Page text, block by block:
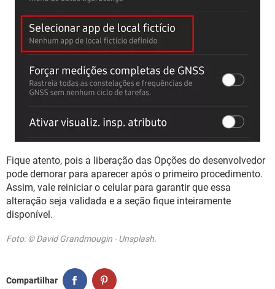
Fique atento, pois a liberação das Opções do desenvolvedor
pode demorar para aparecer após o primeiro procedimento.
Assim, vale reiniciar o celular para garantir que essa
alteração seja validada e a seção fique inteiramente
disponível.
Foto: © David Grandmougin - Unsplash.
Compartilhar